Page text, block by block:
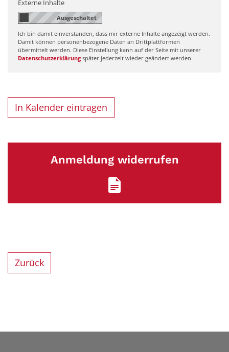
Externe Inhalte
Ich bin damit einverstanden, dass mir externe Inhalte angezeigt werden.
Damit können personenbezogene Daten an Drittplattformen
übermittelt werden. Diese Einstellung kann auf der Seite mit unserer
Datenschutzerklärung später jederzeit wieder geändert werden.
In Kalender eintragen
Anmeldung widerrufen
Zurück